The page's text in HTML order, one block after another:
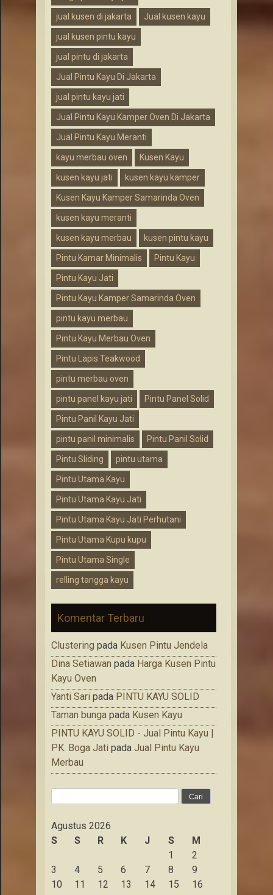
jual kusen di jakarta Jual kusen kayu
jual kusen pintu kayu
jual pintu di jakarta
Jual Pintu Kayu Di Jakarta
jual pintu kayu jati
Jual Pintu Kayu Kamper Oven Di Jakarta
Jual Pintu Kayu Meranti
kayu merbau oven Kusen Kayu
kusen kayu jati kusen kayu kamper
Kusen Kayu Kamper Samarinda Oven
kusen kayu meranti
kusen kayu merbau kusen pintu kayu
Pintu Kamar Minimalis Pintu Kayu
Pintu Kayu Jati
Pintu Kayu Kamper Samarinda Oven
pintu kayu merbau
Pintu Kayu Merbau Oven
Pintu Lapis Teakwood
pintu merbau oven
pintu panel kayu jati Pintu Panel Solid
Pintu Panil Kayu Jati
pintu panil minimalis Pintu Panil Solid
Pintu Sliding pintu utama
Pintu Utama Kayu
Pintu Utama Kayu Jati
Pintu Utama Kayu Jati Perhutani
Pintu Utama Kupu kupu
Pintu Utama Single
relling tangga kayu
Komentar Terbaru
Clustering pada Kusen Pintu Jendela
Dina Setiawan pada Harga Kusen Pintu
Kayu Oven
Yanti Sari pada PINTU KAYU SOLID
Taman bunga pada Kusen Kayu
PINTU KAYU SOLID - Jual Pintu Kayu |
PK. Boga Jati pada Jual Pintu Kayu
Merbau
Agustus 2026
S
S R K J S
M
1
2
3
4 5 6 7 8
9
10
11 12 13 14 15
16